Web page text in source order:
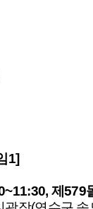
1]
제579